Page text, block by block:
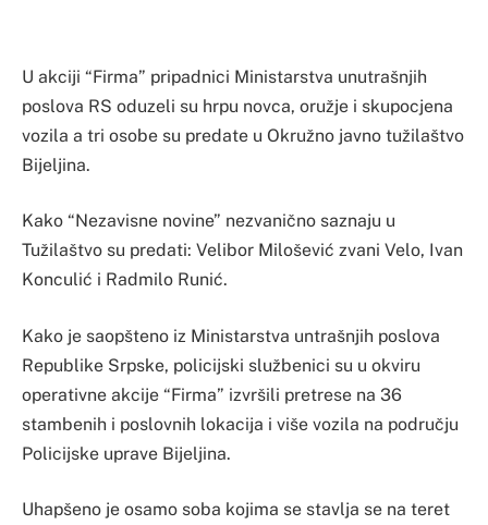
U akciji “Firma” pripadnici Ministarstva unutrašnjih
poslova RS oduzeli su hrpu novca, oružje i skupocjena
vozila a tri osobe su predate u Okružno javno tužilaštvo
Bijeljina.
Kako “Nezavisne novine” nezvanično saznaju u
Tužilaštvo su predati: Velibor Milošević zvani Velo, Ivan
Konculić i Radmilo Runić.
Kako je saopšteno iz Ministarstva untrašnjih poslova
Republike Srpske, policijski službenici su u okviru
operativne akcije “Firma” izvršili pretrese na 36
stambenih i poslovnih lokacija i više vozila na području
Policijske uprave Bijeljina.
Uhapšeno je osamo soba kojima se stavlja se na teret